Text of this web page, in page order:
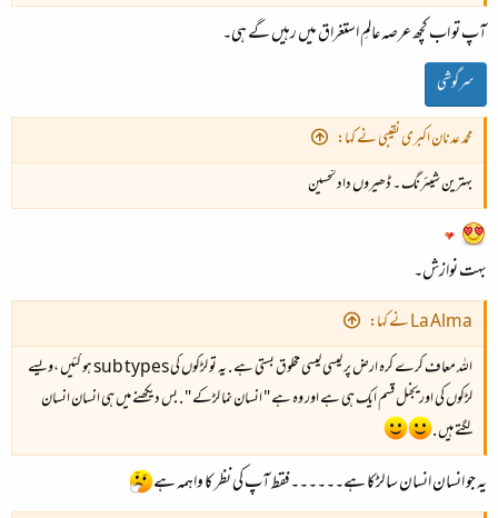
یہ ساری زندگی ماموں ہی بنتا رہے گا
یہ ڈاکٹر یونس بٹ کا فقرہ ہے
آپ تو اب کچھ عرصہ عالمِ استغراق میں رہیں گے ہی۔
سرگوشی
محمد عدنان اکبری نقیبی نے کہا:
بہترین شیئرنگ ۔ ڈھیروں دادتحسین​
بہت نوازش۔
La Alma نے کہا:
اللہ معاف کرے کرہ ارض پر کیسی کیسی مخلوق بستی ہے . یہ تو لڑکوں کی sub types ہو گئیں ،ویسے
لڑکوں کی اوریجنل قسم ایک ہی ہے اور وہ ہے " انسان نما لڑکے " . بس دیکھنے میں ہی انسان انسان
لگتے ہیں .
یہ جو انسان انسان سا لڑکا ہے۔۔۔۔۔۔فقط آپ کی نظر کا واہمہ ہے